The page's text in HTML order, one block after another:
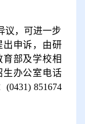
议，可进一步
出申诉，由研
部及学校相
生办公室电话
(0431) 851674